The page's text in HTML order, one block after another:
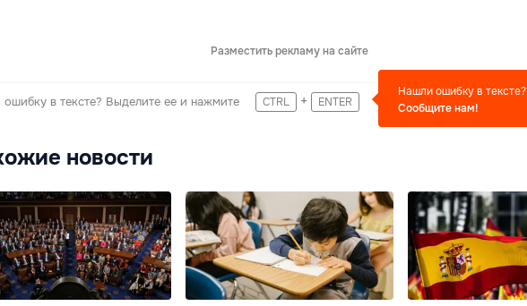
Разместить рекламу на сайте
в тексте? Выделите ее и нажмите CTRL + ENTER
Нашли ошибку в тексте?
Сообщите нам!
новости